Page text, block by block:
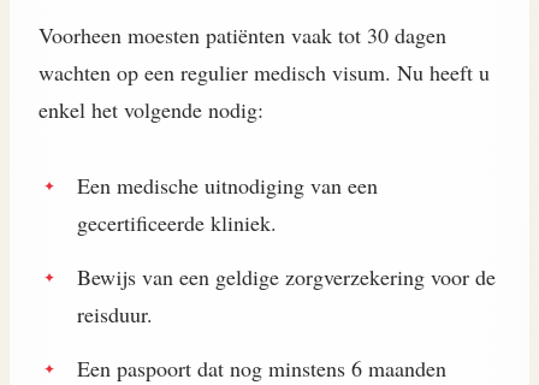
Voorheen moesten patiënten vaak tot 30 dagen
wachten op een regulier medisch visum. Nu heeft u
enkel het volgende nodig:
Een medische uitnodiging van een
gecertificeerde kliniek.
Bewijs van een geldige zorgverzekering voor de
reisduur.
Een paspoort dat nog minstens 6 maanden